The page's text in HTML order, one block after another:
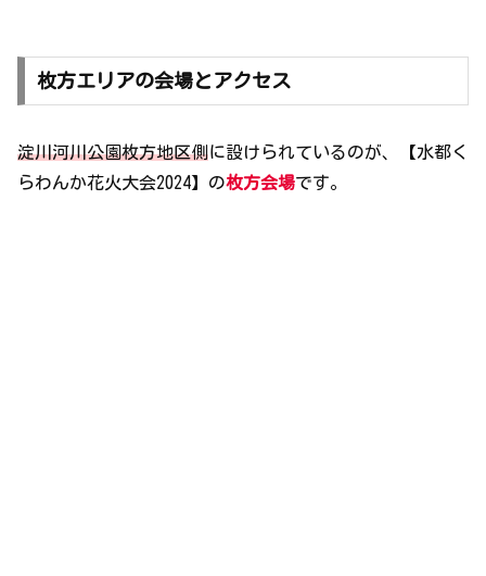
枚方エリアの会場とアクセス
淀川河川公園枚方地区側に設けられているのが、【水都く
らわんか花火大会2024】の枚方会場です。